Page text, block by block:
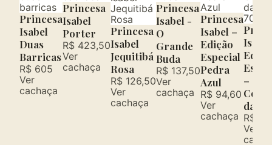
Princesa
Isabel
Duas
Barricas
R$ 605
Ver
cachaça
Princesa
Isabel
Porter
R$ 423,50
Ver
cachaça
Princesa
Isabel
Jequitibá
Rosa
R$ 126,50
Ver
cachaça
Princesa
Isabel -
O
Grande
Buda
R$ 137,50
Ver
cachaça
Princesa
Isabel –
Edição
Especial
Pedra
Azul
R$ 94,60
Ver
cachaça
Isabel
–
da
R$
Ver